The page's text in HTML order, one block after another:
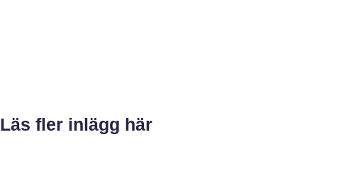
Läs fler inlägg här